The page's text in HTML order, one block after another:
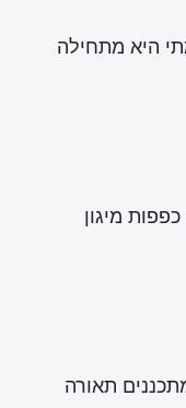
היא מתחילה
מיגון
תאורה